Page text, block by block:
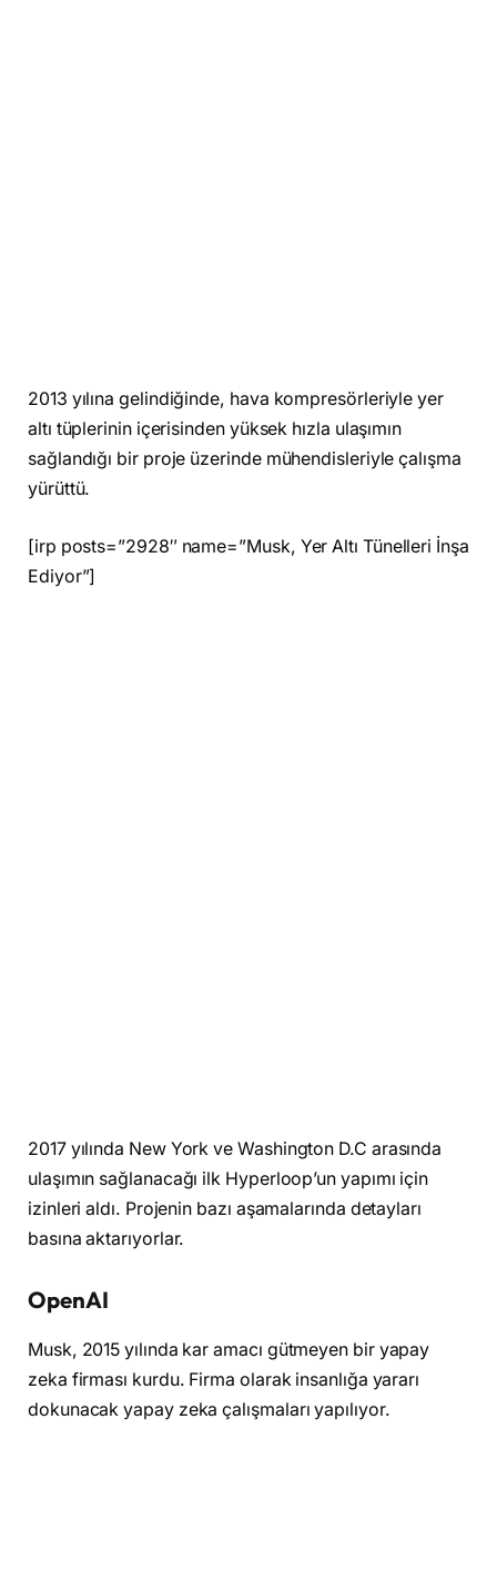
2013 yılına gelindiğinde, hava kompresörleriyle yer
altı tüplerinin içerisinden yüksek hızla ulaşımın
sağlandığı bir proje üzerinde mühendisleriyle çalışma
yürüttü.
[irp posts=”2928″ name=”Musk, Yer Altı Tünelleri İnşa
Ediyor”]
2017 yılında New York ve Washington D.C arasında
ulaşımın sağlanacağı ilk Hyperloop’un yapımı için
izinleri aldı. Projenin bazı aşamalarında detayları
basına aktarıyorlar.
OpenAI
Musk, 2015 yılında kar amacı gütmeyen bir yapay
zeka firması kurdu. Firma olarak insanlığa yararı
dokunacak yapay zeka çalışmaları yapılıyor.